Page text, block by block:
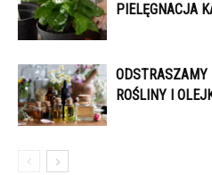
PIELĘGNACJA
ROŚLINY I